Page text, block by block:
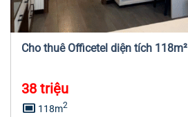
Cho thuê Officetel diện tích 118m²
38 triệu
capture 118m2